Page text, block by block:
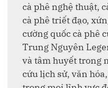
cà phê nghệ thuật,
cà phê triết đạo,
cường quốc cà phê
Trung Nguyên
và tâm huyết trong
cứu lịch sử, văn